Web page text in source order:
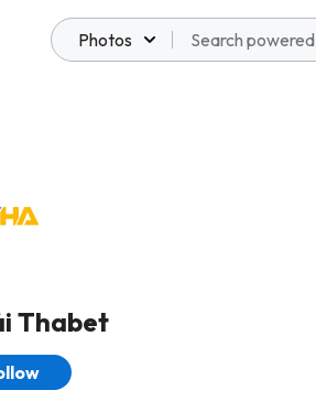
Photos
Thabet